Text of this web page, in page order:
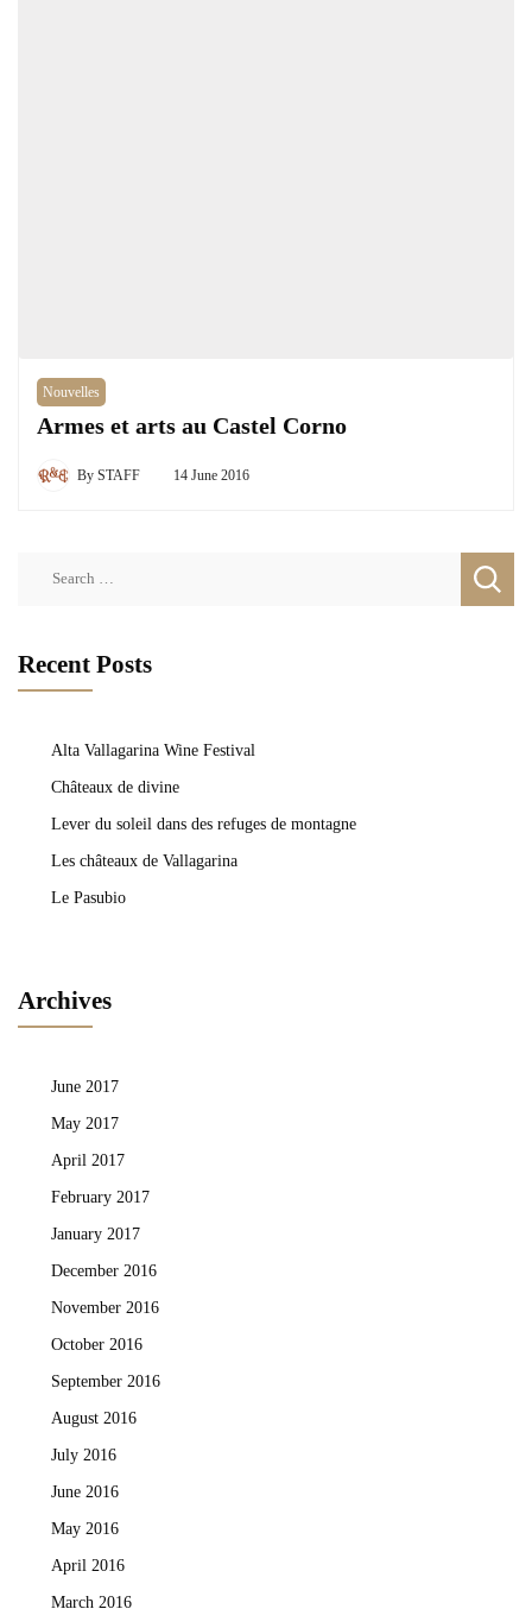
Nouvelles
Armes et arts au Castel Corno
By STAFF 14 June 2016
Recent Posts
Alta Vallagarina Wine Festival
Châteaux de divine
Lever du soleil dans des refuges de montagne
Les châteaux de Vallagarina
Le Pasubio
Archives
June 2017
May 2017
April 2017
February 2017
January 2017
December 2016
November 2016
October 2016
September 2016
August 2016
July 2016
June 2016
May 2016
April 2016
March 2016